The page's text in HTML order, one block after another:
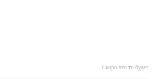
Скоро что то будет...